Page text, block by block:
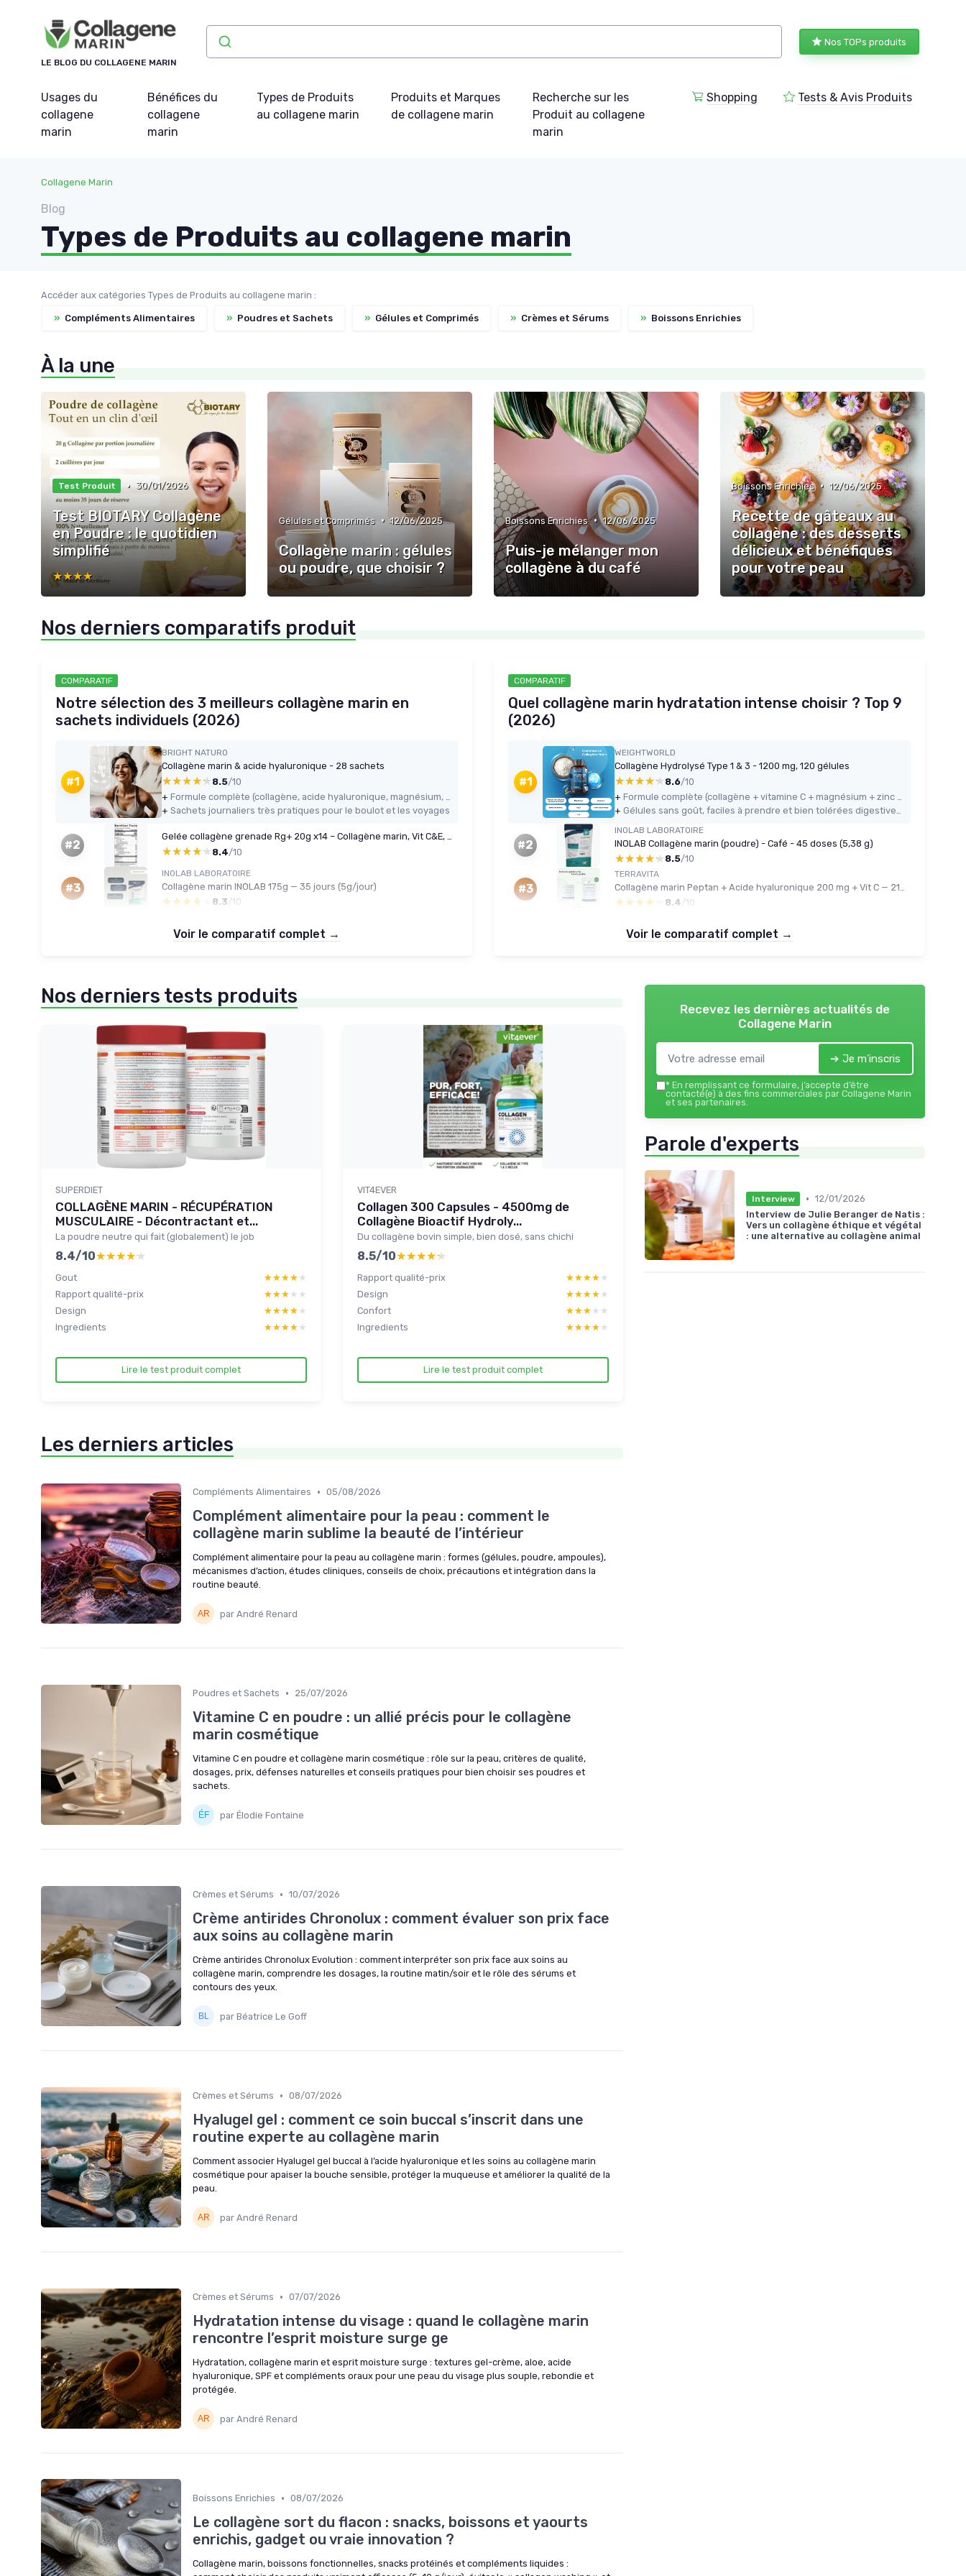
LE BLOG DU COLLAGENE MARIN
Nos TOPs produits
Usages du
collagene
marin
Bénéfices du
collagene
marin
Types de Produits
au collagene marin
Produits et Marques
de collagene marin
Recherche sur les
Produit au collagene
marin
Shopping Tests & Avis Produits
Collagene Marin
Blog
Types de Produits au collagene marin
Accéder aux catégories Types de Produits au collagene marin :
» Compléments Alimentaires » Poudres et Sachets » Gélules et Comprimés » Crèmes et Sérums » Boissons Enrichies
À la une
Test Produit • 30/01/2026
Test BIOTARY Collagène
en Poudre : le quotidien
simplifié
★★★★★
★★★★★
Gélules et Comprimés • 12/06/2025
Collagène marin : gélules
ou poudre, que choisir ?
Boissons Enrichies • 12/06/2025
Puis-je mélanger mon
collagène à du café
Boissons Enrichies • 12/06/2025
Recette de gâteaux au
collagène : des desserts
délicieux et bénéfiques
pour votre peau
Nos derniers comparatifs produit
COMPARATIF
Notre sélection des 3 meilleurs collagène marin en
sachets individuels (2026)
#1
BRIGHT NATURO
Collagène marin & acide hyaluronique - 28 sachets
★★★★★
★★★★★ 8.5/10
+
Formule complète (collagène, acide hyaluronique, magnésium, oméga 3, vitamine E) dans un seul produit
+ Sachets journaliers très pratiques pour le boulot et les voyages
#2
Gelée collagène grenade Rg+ 20g x14 – Collagène marin, Vit C&E, ginseng
★★★★★
★★★★★ 8.4/10
#3
INOLAB LABORATOIRE
Collagène marin INOLAB 175g — 35 jours (5g/jour)
★★★★★
★★★★★ 8.3 /10
Voir le comparatif complet →
COMPARATIF
Quel collagène marin hydratation intense choisir ? Top 9
(2026)
#1
WEIGHTWORLD
Collagène Hydrolysé Type 1 & 3 - 1200 mg, 120 gélules
★★★★★
★★★★★ 8.6/10
+
Formule complète (collagène + vitamine C + magnésium + zinc + hyaluronique + CoQ10 + bambou)
+
Gélules sans goût, faciles à prendre et bien tolérées digestivement
#2
INOLAB LABORATOIRE
INOLAB Collagène marin (poudre) - Café - 45 doses (5,38 g)
★★★★★
★★★★★ 8.5/10
#3
TERRAVITA
★★★★★
★★★★★ 8.4 /10
Voir le comparatif complet →
Nos derniers tests produits
SUPERDIET
COLLAGÈNE MARIN - RÉCUPÉRATION
MUSCULAIRE - Décontractant et...
La poudre neutre qui fait (globalement) le job
8.4/10★★★★★
★★★★★
Gout ★★★★★
★★★★★
Rapport qualité-prix
★★★★★
★★★★★
Design
★★★★★
★★★★★
Ingredients
★★★★★
★★★★★
Lire le test produit complet
VIT4EVER
Collagen 300 Capsules - 4500mg de
Collagène Bioactif Hydroly...
Du collagène bovin simple, bien dosé, sans chichi
8.5/10★★★★★
★★★★★
Rapport qualité-prix ★★★★★
★★★★★
Design
★★★★★
★★★★★
Confort
★★★★★
★★★★★
Ingredients
★★★★★
★★★★★
Lire le test produit complet
Les derniers articles
Compléments Alimentaires • 05/08/2026
Complément alimentaire pour la peau : comment le
collagène marin sublime la beauté de l’intérieur
Complément alimentaire pour la peau au collagène marin : formes (gélules, poudre, ampoules),
mécanismes d’action, études cliniques, conseils de choix, précautions et intégration dans la
routine beauté.
par André Renard
Poudres et Sachets • 25/07/2026
Vitamine C en poudre : un allié précis pour le collagène
marin cosmétique
Vitamine C en poudre et collagène marin cosmétique : rôle sur la peau, critères de qualité,
dosages, prix, défenses naturelles et conseils pratiques pour bien choisir ses poudres et
sachets.
par Élodie Fontaine
Crèmes et Sérums • 10/07/2026
Crème antirides Chronolux : comment évaluer son prix face
aux soins au collagène marin
Crème antirides Chronolux Evolution : comment interpréter son prix face aux soins au
collagène marin, comprendre les dosages, la routine matin/soir et le rôle des sérums et
contours des yeux.
par Béatrice Le Goff
Crèmes et Sérums • 08/07/2026
Hyalugel gel : comment ce soin buccal s’inscrit dans une
routine experte au collagène marin
Comment associer Hyalugel gel buccal à l’acide hyaluronique et les soins au collagène marin
cosmétique pour apaiser la bouche sensible, protéger la muqueuse et améliorer la qualité de la
peau.
par André Renard
Crèmes et Sérums • 07/07/2026
Hydratation intense du visage : quand le collagène marin
rencontre l’esprit moisture surge ge
Hydratation, collagène marin et esprit moisture surge : textures gel-crème, aloe, acide
hyaluronique, SPF et compléments oraux pour une peau du visage plus souple, rebondie et
protégée.
par André Renard
Boissons Enrichies • 08/07/2026
Le collagène sort du flacon : snacks, boissons et yaourts
enrichis, gadget ou vraie innovation ?
Collagène marin, boissons fonctionnelles, snacks protéinés et compléments liquides :
Recevez les dernières actualités de
Collagene Marin
➔ Je m'inscris
* En remplissant ce formulaire, j’accepte d’être
contacté(e) à des fins commerciales par Collagene Marin
et ses partenaires.
Parole d'experts
Interview • 12/01/2026
Interview de Julie Beranger de Natis :
Vers un collagène éthique et végétal
: une alternative au collagène animal